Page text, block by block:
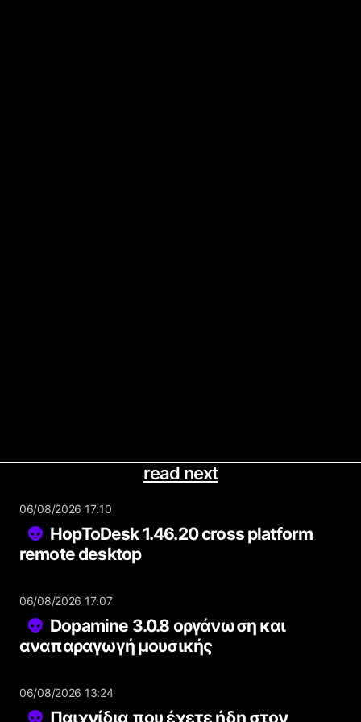
read next
06/08/2026 17:10
HopToDesk 1.46.20 cross platform
remote desktop
06/08/2026 17:07
Dopamine 3.0.8 οργάνωση και
αναπαραγωγή μουσικής
06/08/2026 13:24
Παιχνίδια που έχετε ήδη στον